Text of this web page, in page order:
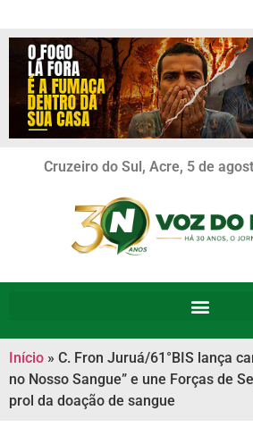
Cruzeiro do Sul, Acre, 5 de
Início » C. Fron Juruá/61°BIS lança
no Nosso Sangue” e une Forças de
prol da doação de sangue